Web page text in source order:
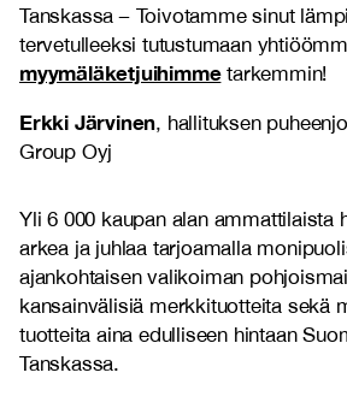
Tanskassa–Toivotamme sinut
tervetulleeksi tutustumaan
myymäläketjuihimmetarkemmin!
Erkki Järvinen, hallituksen
Group Oyj
Yli 6 000 kaupan alan ammattilaista
arkea ja juhlaa tarjoamalla
ajankohtaisen valikoiman
kansainvälisiä merkkituotteita sekä
tuotteita aina edulliseen hintaan
Tanskassa.